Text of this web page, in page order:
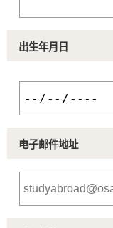
出生年月日
电子邮件地址